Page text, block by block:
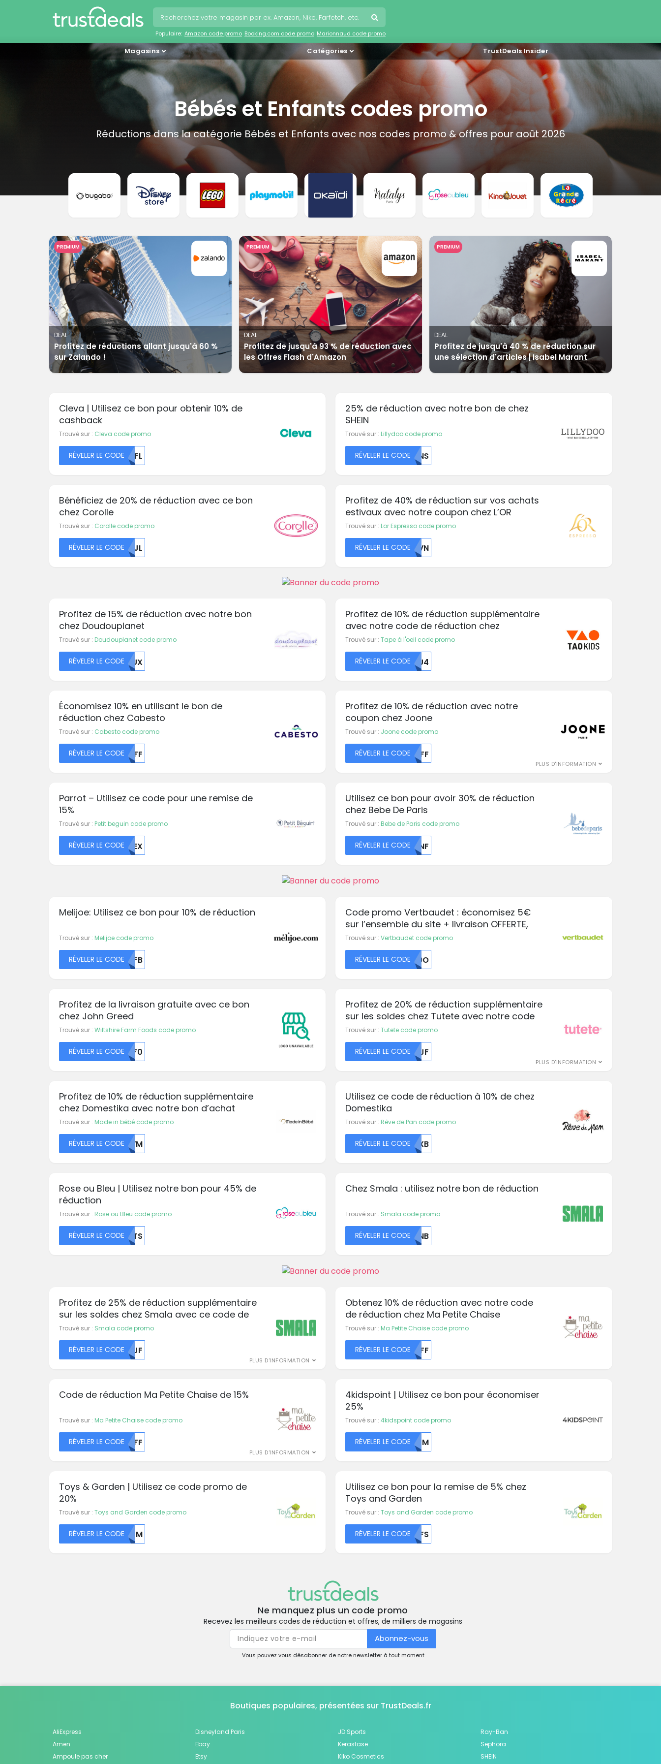
Populaire: Amazon code promo Booking.com code promo Marionnaud code promo
Magasins Catégories TrustDeals Insider
Bébés et Enfants codes promo
Réductions dans la catégorie Bébés et Enfants avec nos codes promo & offres pour août 2026
PREMIUM
DEAL
Profitez de réductions allant jusqu'à 60 %
sur Zalando !
PREMIUM
DEAL
Profitez de jusqu'à 93 % de réduction avec
les Offres Flash d'Amazon
PREMIUM
DEAL
Profitez de jusqu'à 40 % de réduction sur
une sélection d'articles | Isabel Marant
Cleva | Utilisez ce bon pour obtenir 10% de
cashback
Trouvé sur : Cleva code promo
RÉVELER LE CODEMDFL
25% de réduction avec notre bon de chez
SHEIN
Trouvé sur : Lillydoo code promo
RÉVELER LE CODENTNS
Bénéficiez de 20% de réduction avec ce bon
chez Corolle
Trouvé sur : Corolle code promo
RÉVELER LE CODEMDJL
Profitez de 40% de réduction sur vos achats
estivaux avec notre coupon chez L’OR
Espresso
Trouvé sur : Lor Espresso code promo
RÉVELER LE CODEUKVN
Profitez de 15% de réduction avec notre bon
chez Doudouplanet
Trouvé sur : Doudouplanet code promo
RÉVELER LE CODEBJUX
Profitez de 10% de réduction supplémentaire
avec notre code de réduction chez
Domestika
Trouvé sur : Tape à l'oeil code promo
RÉVELER LE CODENDU4
Économisez 10% en utilisant le bon de
réduction chez Cabesto
Trouvé sur : Cabesto code promo
RÉVELER LE CODEMDFF
Profitez de 10% de réduction avec notre
coupon chez Joone
Trouvé sur : Joone code promo
PLUS D'INFORMATION
RÉVELER LE CODEMDFF
Parrot – Utilisez ce code pour une remise de
15%
Trouvé sur : Petit beguin code promo
RÉVELER LE CODEMDEX
Utilisez ce bon pour avoir 30% de réduction
chez Bebe De Paris
Trouvé sur : Bebe de Paris code promo
RÉVELER LE CODEMDNF
Melijoe: Utilisez ce bon pour 10% de réduction
Trouvé sur : Melijoe code promo
RÉVELER LE CODEMDFB
Code promo Vertbaudet : économisez 5€
sur l’ensemble du site + livraison OFFERTE,
par ici les économies !
Trouvé sur : Vertbaudet code promo
RÉVELER LE CODETU9O
Profitez de la livraison gratuite avec ce bon
chez John Greed
Trouvé sur : Wiltshire Farm Foods code promo
RÉVELER LE CODEBGF0
Profitez de 20% de réduction supplémentaire
sur les soldes chez Tutete avec notre code
de réduction
Trouvé sur : Tutete code promo
PLUS D'INFORMATION
RÉVELER LE CODEMDJF
Profitez de 10% de réduction supplémentaire
chez Domestika avec notre bon d’achat
Trouvé sur : Made in bébé code promo
RÉVELER LE CODEU0VM
Utilisez ce code de réduction à 10% de chez
Domestika
Trouvé sur : Rêve de Pan code promo
RÉVELER LE CODETEXB
Rose ou Bleu | Utilisez notre bon pour 45% de
réduction
Trouvé sur : Rose ou Bleu code promo
RÉVELER LE CODEB2TS
Chez Smala : utilisez notre bon de réduction
Trouvé sur : Smala code promo
RÉVELER LE CODET0NB
Profitez de 25% de réduction supplémentaire
sur les soldes chez Smala avec ce code de
coupon
Trouvé sur : Smala code promo
PLUS D'INFORMATION
RÉVELER LE CODENTJF
Obtenez 10% de réduction avec notre code
de réduction chez Ma Petite Chaise
Trouvé sur : Ma Petite Chaise code promo
RÉVELER LE CODEMDFF
Code de réduction Ma Petite Chaise de 15%
Trouvé sur : Ma Petite Chaise code promo
PLUS D'INFORMATION
RÉVELER LE CODENTFF
4kidspoint | Utilisez ce bon pour économiser
25%
Trouvé sur : 4kidspoint code promo
RÉVELER LE CODENTJM
Toys & Garden | Utilisez ce code promo de
20%
Trouvé sur : Toys and Garden code promo
RÉVELER LE CODEMDJM
Utilisez ce bon pour la remise de 5% chez
Toys and Garden
Trouvé sur : Toys and Garden code promo
RÉVELER LE CODENUFS
Ne manquez plus un code promo
Recevez les meilleurs codes de réduction et offres, de milliers de magasins
Abonnez-vous
Vous pouvez vous désabonner de notre newsletter à tout moment
Boutiques populaires, présentées sur TrustDeals.fr
AliExpress
Amen
Ampoule pas cher
Disneyland Paris
Ebay
Etsy
JD Sports
Kerastase
Kiko Cosmetics
Ray-Ban
Sephora
SHEIN